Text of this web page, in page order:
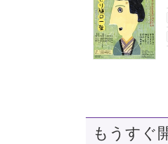
もうすぐ